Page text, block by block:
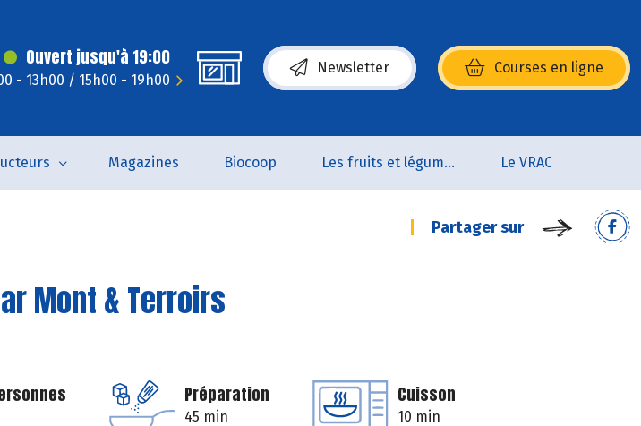
Ouvert jusqu'à 19:00
- 13h00 / 15h00 - 19h00
Newsletter Courses en ligne
(s’ouvre dans une nouvelle fenêtre)
Magazines Biocoop Les fruits et légumes Le VRAC
Partager sur
Mont & Terroirs
Préparation
45 min
Cuisson
10 min